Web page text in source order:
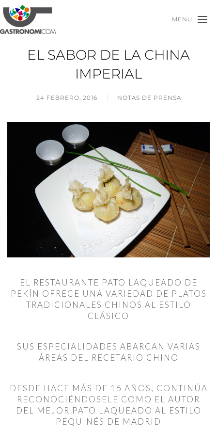
MENU
EL SABOR DE LA CHINA
IMPERIAL
24 FEBRERO, 2016 NOTAS DE PRENSA
EL RESTAURANTE PATO LAQUEADO DE
PEKÍN OFRECE UNA VARIEDAD DE PLATOS
TRADICIONALES CHINOS AL ESTILO
CLÁSICO
SUS ESPECIALIDADES ABARCAN VARIAS
ÁREAS DEL RECETARIO CHINO
DESDE HACE MÁS DE 15 AÑOS, CONTINÚA
RECONOCIÉNDOSELE COMO EL AUTOR
DEL MEJOR PATO LAQUEADO AL ESTILO
PEQUINÉS DE MADRID